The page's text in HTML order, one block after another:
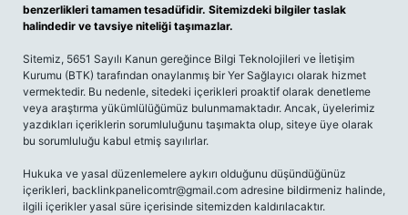
benzerlikleri tamamen tesadüfidir. Sitemizdeki bilgiler taslak
halindedir ve tavsiye niteliği taşımazlar.
Sitemiz, 5651 Sayılı Kanun gereğince Bilgi Teknolojileri ve İletişim
Kurumu (BTK) tarafından onaylanmış bir Yer Sağlayıcı olarak hizmet
vermektedir. Bu nedenle, sitedeki içerikleri proaktif olarak denetleme
veya araştırma yükümlülüğümüz bulunmamaktadır. Ancak, üyelerimiz
yazdıkları içeriklerin sorumluluğunu taşımakta olup, siteye üye olarak
bu sorumluluğu kabul etmiş sayılırlar.
Hukuka ve yasal düzenlemelere aykırı olduğunu düşündüğünüz
içerikleri, backlinkpanelicomtr@gmail.com adresine bildirmeniz halinde,
ilgili içerikler yasal süre içerisinde sitemizden kaldırılacaktır.